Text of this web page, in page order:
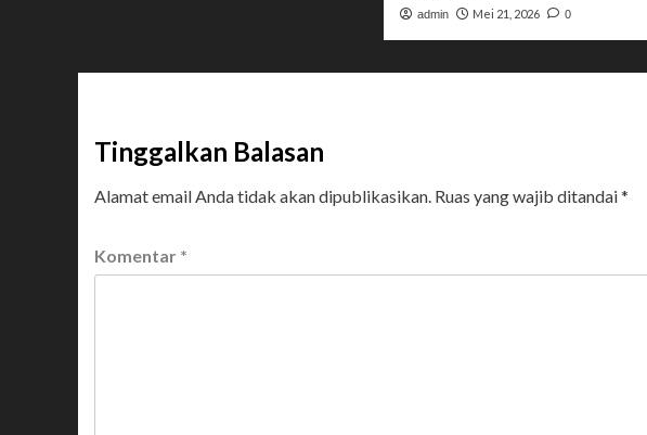
admin Mei 21, 2026 0
Tinggalkan Balasan
Alamat email Anda tidak akan dipublikasikan. Ruas yang wajib ditandai*
Komentar *